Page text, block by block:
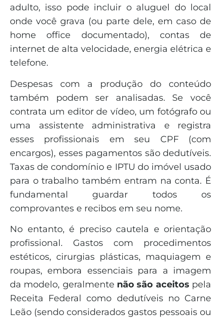
adulto, isso pode incluir o aluguel do local
onde você grava (ou parte dele, em caso de
home office documentado), contas de
internet de alta velocidade, energia elétrica e
telefone.
Despesas com a produção do conteúdo
também podem ser analisadas. Se você
contrata um editor de vídeo, um fotógrafo ou
uma assistente administrativa e registra
esses profissionais em seu CPF (com
encargos), esses pagamentos são dedutíveis.
Taxas de condomínio e IPTU do imóvel usado
para o trabalho também entram na conta. É
fundamental guardar todos os
comprovantes e recibos em seu nome.
No entanto, é preciso cautela e orientação
profissional. Gastos com procedimentos
estéticos, cirurgias plásticas, maquiagem e
roupas, embora essenciais para a imagem
da modelo, geralmente não são aceitos pela
Receita Federal como dedutíveis no Carne
Leão (sendo considerados gastos pessoais ou